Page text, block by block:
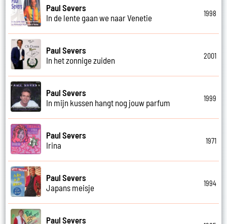
Paul Severs
In de lente gaan we naar Venetie
1998
Paul Severs
In het zonnige zuiden
2001
Paul Severs
In mijn kussen hangt nog jouw parfum
1999
Paul Severs
Irina
1971
Paul Severs
Japans meisje
1994
Paul Severs